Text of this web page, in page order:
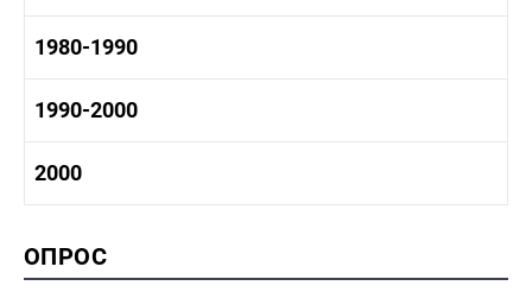
1960-1970 культура
1970-1980 история
1970 - 1980 быт
1980-1990
1980 -1990 история
1990-2000
2000
2000 промышленность
2000 культура
ОПРОС